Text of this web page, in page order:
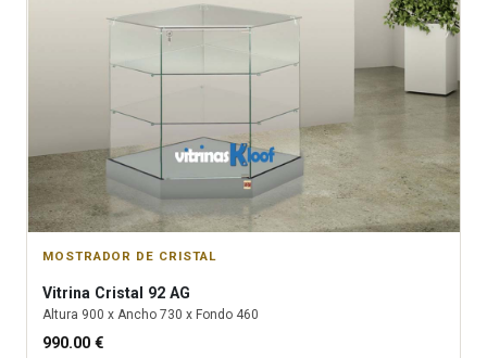
MOSTRADOR DE CRISTAL
Vitrina Cristal 92 AG
Altura 900 x Ancho 730 x Fondo 460
990.00 €